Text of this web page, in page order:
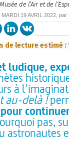
de l’Air et de
MARDI 19 AVRIL 2022 , par
de lecture estimé :
ludique,
à
au-delà !
pas,
astronautes